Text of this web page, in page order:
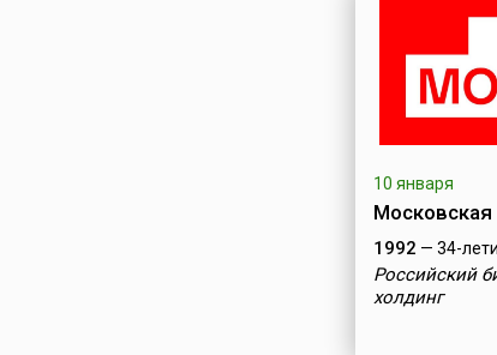
10 января
1992 — 34-
Российский
холдинг